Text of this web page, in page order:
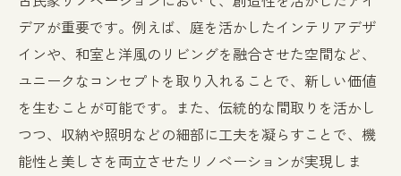
デアが重要です。例えば、庭を活かしたインテリアデザ
インや、和室と洋風のリビングを融合させた空間など、
ユニークなコンセプトを取り入れることで、新しい価値
を生むことが可能です。また、伝統的な間取りを活かし
つつ、収納や照明などの細部に工夫を凝らすことで、機
能性と美しさを両立させたリノベーションが実現しま